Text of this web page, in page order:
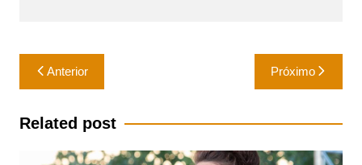
Navegação
de
Post
Anterior Próximo
Related post